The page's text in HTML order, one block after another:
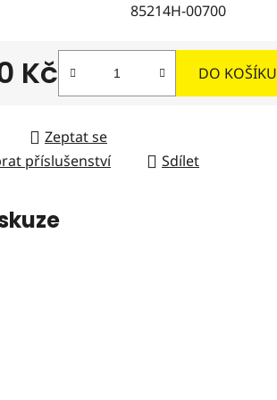
85214H-00700
Kč DO KOŠÍKU
Zeptat se
příslušenství
Sdílet